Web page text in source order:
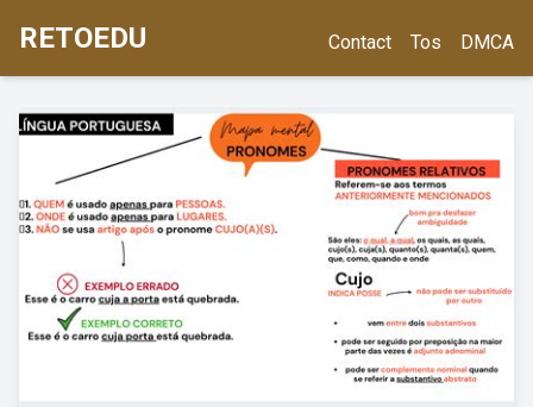
RETOEDU Contact Tos DMCA